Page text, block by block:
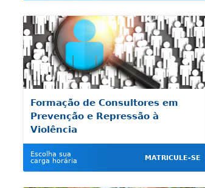
Formação de Consultores em
Prevenção e Repressão à
Violência
Escolha sua
carga horária
MATRICULE-SE